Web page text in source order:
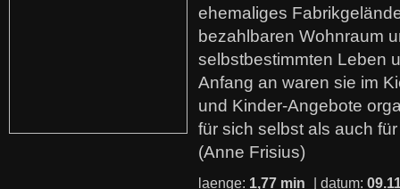
ehemaliges
bezahlbaren Wohnraum
selbstbestimmten Leben
Anfang an waren sie im
und Kinder-Angebote
für sich selbst als auch
(Anne Frisius)
laenge: 1,77 min | datum: